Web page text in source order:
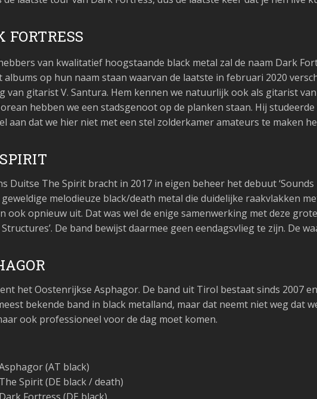
FORTRESS
van kwalitatief hoogstaande black metal zal de naam Dark
albums op hun naam staan waarvan de laatste in februari 2020
van gitarist V. Santura. Hem kennen we natuurlijk ook als gitarist
hebben we een stadsgenoot op de planken staan. Hij
aan dat we hier niet met een stel zolderkamer amateurs te maken
Duitse The Spirit bracht in 2017 in eigen beheer het debuut
melodieuze black/death metal die duidelijke raakvlakken
ook opnieuw uit. Dat was wel de enige samenwerking met deze
Structures’. De band bewijst daarmee geen eendagsvlieg te zijn. De
het Oostenrijkse Asphagor. De band uit Tirol bestaat sinds 2007
bekende band in black metalland, maar dat neemt niet weg dat
ook professioneel voor de dag moet komen.
(AT black)
Spirit (DE black / death)